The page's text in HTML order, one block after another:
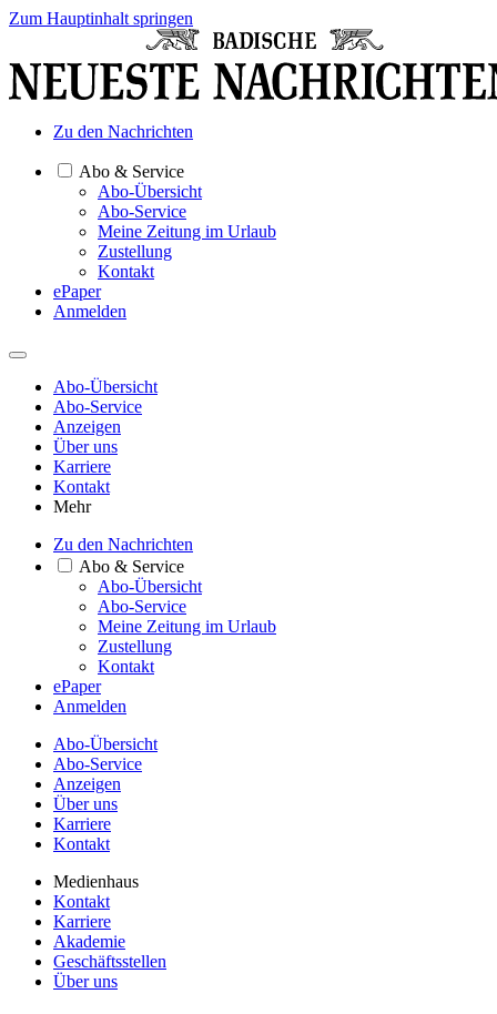
Zum Hauptinhalt springen
Zu den Nachrichten
Abo & Service
Abo-Übersicht
Abo-Service
Meine Zeitung im Urlaub
Zustellung
Kontakt
ePaper
Anmelden
Abo-Übersicht
Abo-Service
Anzeigen
Über uns
Karriere
Kontakt
Mehr
Zu den Nachrichten
Abo & Service
Abo-Übersicht
Abo-Service
Meine Zeitung im Urlaub
Zustellung
Kontakt
ePaper
Anmelden
Abo-Übersicht
Abo-Service
Anzeigen
Über uns
Karriere
Kontakt
Medienhaus
Kontakt
Karriere
Akademie
Geschäftsstellen
Über uns